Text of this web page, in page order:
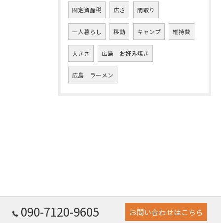
固定資産税 広さ 間取り
一人暮らし 移動 キャンプ 維持費
大きさ 広島 お好み焼き
広島 ラーメン
090-7120-9605 お問い合わせはこちら